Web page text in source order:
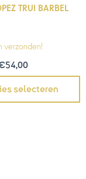
TRUI BARBEL
verzonden!
54,00
selecteren